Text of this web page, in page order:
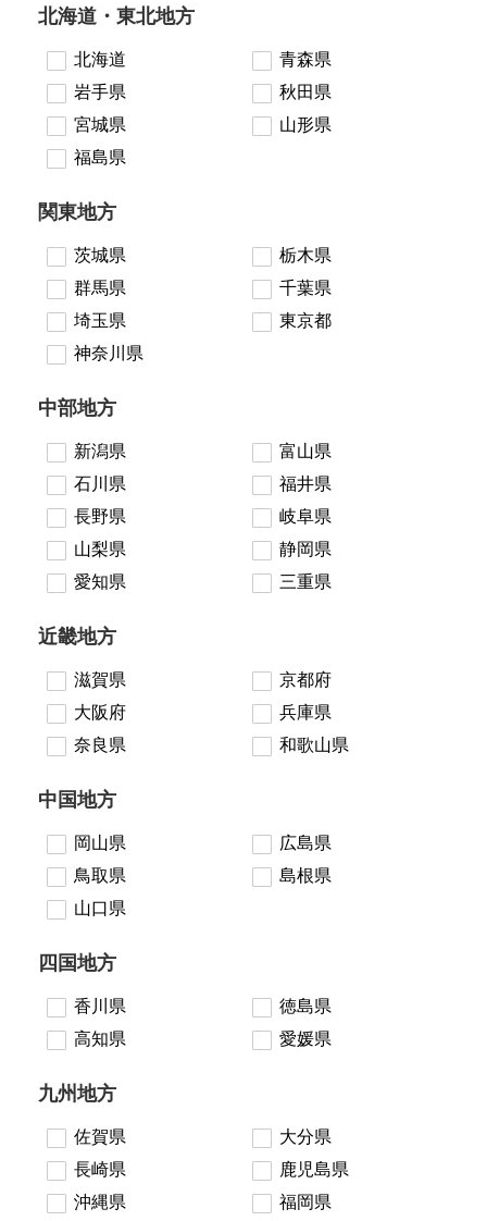
北海道・東北地方
北海道
青森県
岩手県
秋田県
宮城県
山形県
福島県
関東地方
茨城県
栃木県
群馬県
千葉県
埼玉県
東京都
神奈川県
中部地方
新潟県
富山県
石川県
福井県
長野県
岐阜県
山梨県
静岡県
愛知県
三重県
近畿地方
滋賀県
京都府
大阪府
兵庫県
奈良県
和歌山県
中国地方
岡山県
広島県
鳥取県
島根県
山口県
四国地方
香川県
徳島県
高知県
愛媛県
九州地方
佐賀県
大分県
長崎県
鹿児島県
沖縄県
福岡県